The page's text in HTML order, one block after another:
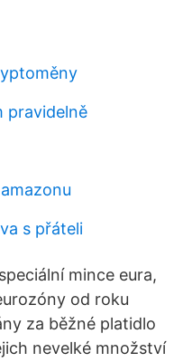
pravidelně
s ​​přáteli
mince eura,
od roku
za běžné platidlo
nevelké množství